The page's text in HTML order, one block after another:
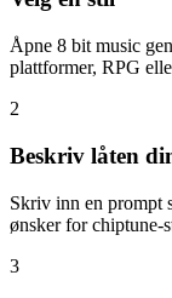
Åpne 8 bit music
plattformer, RPG
2
Beskriv låten
Skriv inn en prompt
ønsker for chiptune-
3